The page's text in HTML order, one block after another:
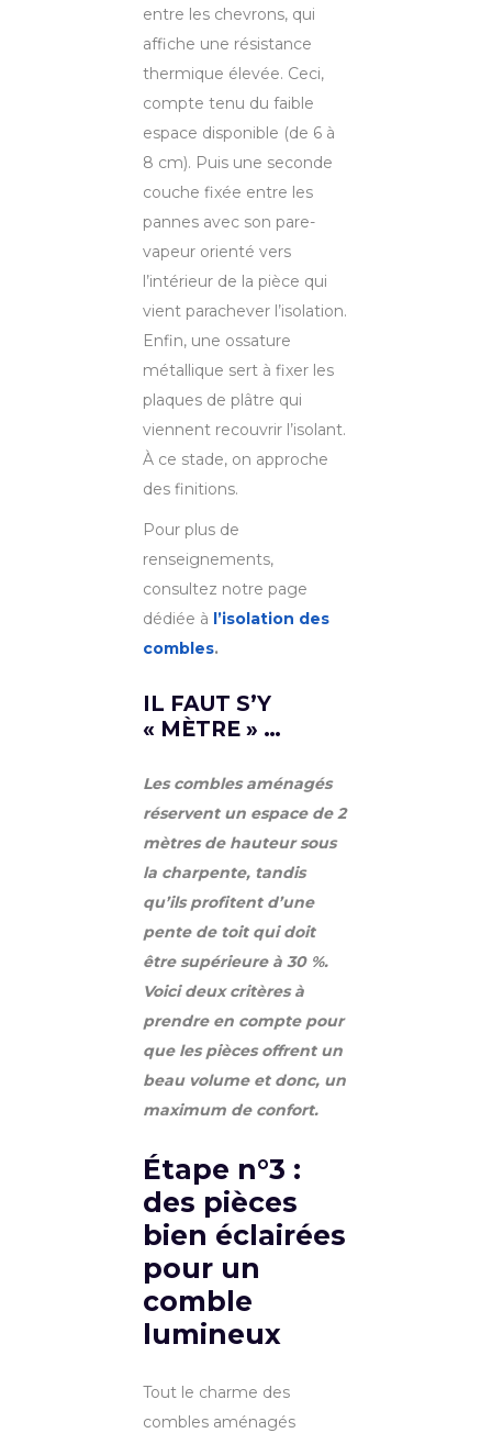
entre les chevrons, qui
affiche une résistance
thermique élevée. Ceci,
compte tenu du faible
espace disponible (de 6 à
8 cm). Puis une seconde
couche fixée entre les
pannes avec son pare-
vapeur orienté vers
l’intérieur de la pièce qui
vient parachever l’isolation.
Enfin, une ossature
métallique sert à fixer les
plaques de plâtre qui
viennent recouvrir l’isolant.
À ce stade, on approche
des finitions.
Pour plus de
renseignements,
consultez notre page
dédiée à l’isolation des
combles.
IL FAUT S’Y
« MÈTRE » …
Les combles aménagés
réservent un espace de 2
mètres de hauteur sous
la charpente, tandis
qu’ils profitent d’une
pente de toit qui doit
être supérieure à 30 %.
Voici deux critères à
prendre en compte pour
que les pièces offrent un
beau volume et donc, un
maximum de confort.
Étape n°3 :
des pièces
bien éclairées
pour un
comble
lumineux
Tout le charme des
combles aménagés